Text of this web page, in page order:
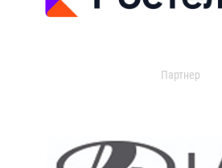
Партнер